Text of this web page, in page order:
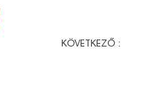
KÖVETKEZŐ :